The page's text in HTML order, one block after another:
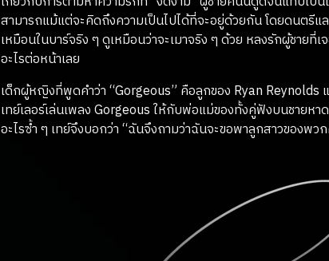
สามารถแม้แต่จะคิดถึงความเป็นไปได้ที่จะอยู่ด้วยกัน โดยดนตรีแ
เหมือนในบาร์จริง ๆ ดูเหมือนว่าจะเมาจริง ๆ ด้วย หลงรักผู้ชายที่
อะไรต่อหน้าเลย
เด็กผู้หญิงที่พูดคำว่า “Gorgeous” คือลูกของ Ryan Reynolds
เทย์เลอร์เล่นเพลง Gorgeous ให้กับพ่อแม่ของทั้งคู่ฟังบนชายห
อะไรซ้ำ ๆ เทย์จึงบอกว่า “ฉันจึงถามว่าฉันจะขอพาลูกสาวของพ